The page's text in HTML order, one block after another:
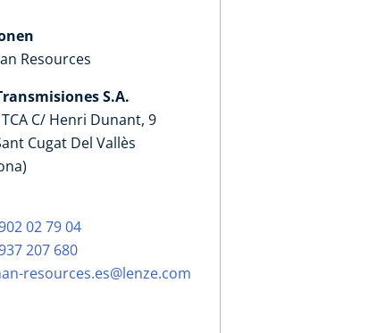
Resources
S.A.
C/ Henri Dunant, 9
Cugat Del Vallès
02 79 04
207 680
resources.es@lenze.com